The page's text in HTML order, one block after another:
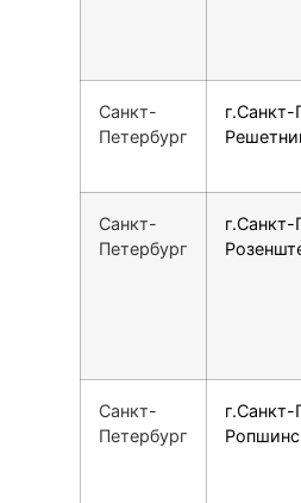
Санкт-
Петербург
г.Санкт-
Санкт-
Петербург
г.Санкт-
Санкт-
Петербург
г.Санкт-